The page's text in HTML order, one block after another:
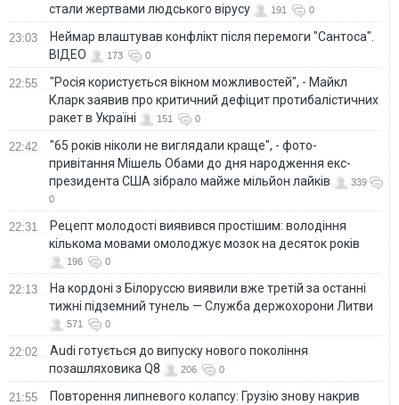
стали жертвами людського вірусу
191 0
23:03
Неймар влаштував конфлікт після перемоги "Сантоса".
ВІДЕО
173 0
22:55
"Росія користується вікном можливостей", - Майкл
Кларк заявив про критичний дефіцит протибалістичних
ракет в Україні
151 0
22:42
"65 років ніколи не виглядали краще", - фото-
привітання Мішель Обами до дня народження екс-
президента США зібрало майже мільйон лайків
339
0
22:31
Рецепт молодості виявився простішим: володіння
кількома мовами омолоджує мозок на десяток років
196 0
22:13
На кордоні з Білоруссю виявили вже третій за останні
тижні підземний тунель — Служба держохорони Литви
571 0
22:02
Audi готується до випуску нового покоління
позашляховика Q8
206 0
21:55
Повторення липневого колапсу: Грузію знову накрив